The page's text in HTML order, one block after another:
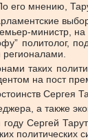
его мнению,
министр, на
политолог,
таких
на пост
Сергея
а также
Сергей
политических